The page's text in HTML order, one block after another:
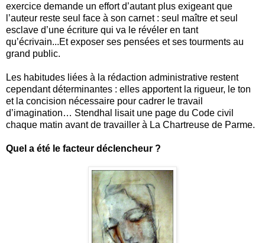
exercice demande un effort d’autant plus exigeant que
l’auteur reste seul face à son carnet : seul maître et seul
esclave d’une écriture qui va le révéler en tant
qu’écrivain...Et exposer ses pensées et ses tourments au
grand public.
Les habitudes liées à la rédaction administrative restent
cependant déterminantes : elles apportent la rigueur, le ton
et la concision nécessaire pour cadrer le travail
d’imagination… Stendhal lisait une page du Code civil
chaque matin avant de travailler à La Chartreuse de Parme.
Quel a été le facteur déclencheur ?